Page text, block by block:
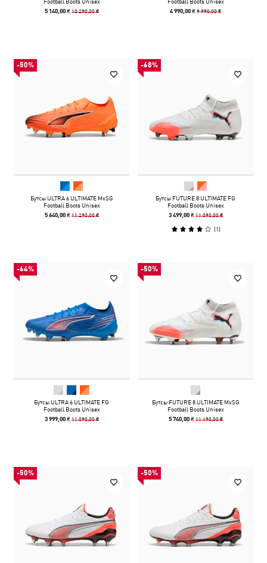
5 140,00 ₴ 10 290,00 ₴ 4 990,00 ₴9 990,00 ₴
-50%
Бутсы ULTRA 6 ULTIMATE MxSG
Football Boots Unisex
5 640,00 ₴ 11 290,00 ₴
-68%
Бутсы FUTURE 8 ULTIMATE FG
Football Boots Unisex
3 499,00 ₴ 11 090,00 ₴
(1)
-64%
Бутсы ULTRA 6 ULTIMATE FG
Football Boots Unisex
3 999,00 ₴ 11 090,00 ₴
-50%
Бутсы FUTURE 8 ULTIMATE MxSG
Football Boots Unisex
5 740,00 ₴ 11 490,00 ₴
-50% -50%